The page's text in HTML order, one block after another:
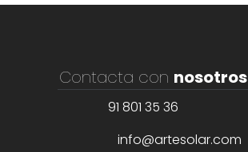
Contacta con nosotros
91 801 35 36
info@artesolar.com